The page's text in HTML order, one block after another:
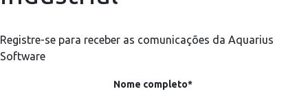
Registre-se para receber as comunicações da Aquarius
Software
Nome completo*